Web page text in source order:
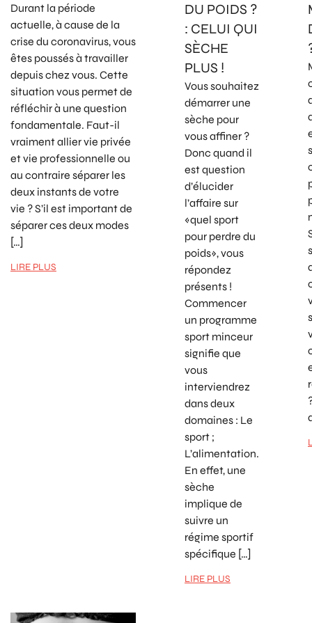
Durant la période
actuelle, à cause de la
crise du coronavirus, vous
êtes poussés à travailler
depuis chez vous. Cette
situation vous permet de
réfléchir à une question
fondamentale. Faut-il
vraiment allier vie privée
et vie professionnelle ou
au contraire séparer les
deux instants de votre
vie ? S’il est important de
séparer ces deux modes
[…]
LIRE PLUS
DU POIDS ?
: CELUI QUI
SÈCHE
PLUS !
Vous souhaitez
démarrer une
sèche pour
vous affiner ?
Donc quand il
est question
d’élucider
l’affaire sur
«quel sport
pour perdre du
poids», vous
répondez
présents !
Commencer
un programme
sport minceur
signifie que
vous
interviendrez
dans deux
domaines : Le
sport ;
L’alimentation.
En effet, une
sèche
implique de
suivre un
régime sportif
spécifique […]
LIRE PLUS